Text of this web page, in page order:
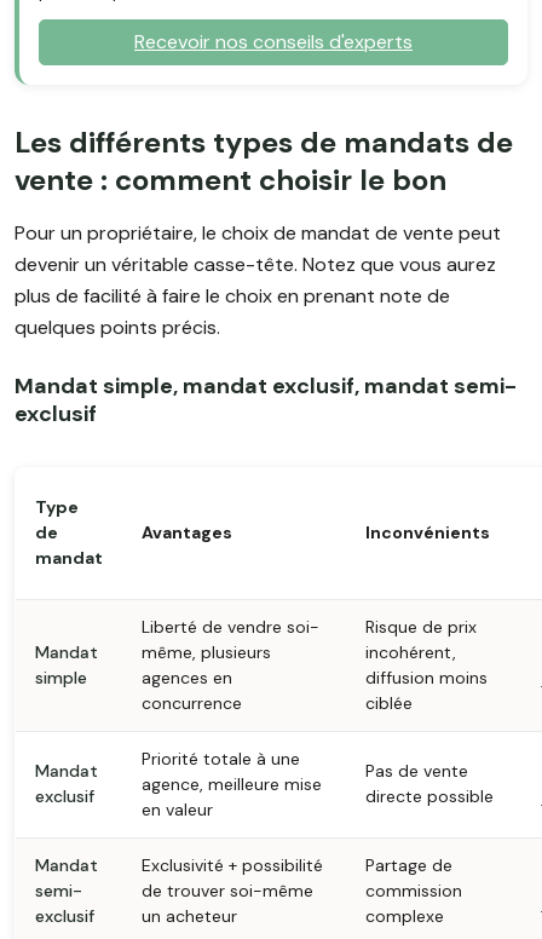
Recevoir nos conseils d'experts
Les différents types de mandats de
vente : comment choisir le bon
Pour un propriétaire, le choix de mandat de vente peut
devenir un véritable casse-tête. Notez que vous aurez
plus de facilité à faire le choix en prenant note de
quelques points précis.
Mandat simple, mandat exclusif, mandat semi-
exclusif
Type
de
mandat
Avantages Inconvénients
Mandat
simple
Liberté de vendre soi-
même, plusieurs
agences en
concurrence
Risque de prix
incohérent,
diffusion moins
ciblée
Mandat
exclusif
Priorité totale à une
agence, meilleure mise
en valeur
Pas de vente
directe possible
Mandat
semi-
exclusif
Exclusivité + possibilité
de trouver soi-même
un acheteur
Partage de
commission
complexe